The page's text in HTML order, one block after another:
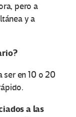
pero a
y a
ser en 10 o 20
a las